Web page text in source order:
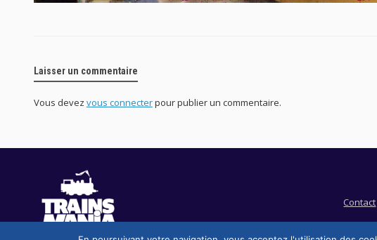
Laisser un commentaire
Vous devez vous connecterpour publier un commentaire.
Contact